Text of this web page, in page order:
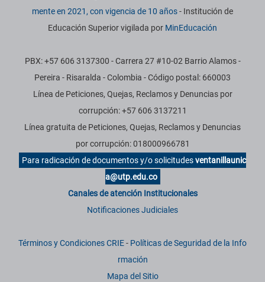
mente en 2021, con vigencia de 10 años- Institución de
Educación Superior vigilada por MinEducación
PBX: +57 606 3137300 - Carrera 27 #10-02 Barrio Alamos -
Pereira - Risaralda - Colombia - Código postal: 660003
Línea de Peticiones, Quejas, Reclamos y Denuncias por
corrupción: +57 606 3137211
Línea gratuita de Peticiones, Quejas, Reclamos y Denuncias
por corrupción: 018000966781
Para radicación de documentos y/o solicitudesventanillaunic
a@utp.edu.co
Canales de atención Institucionales
Notificaciones Judiciales
Términos y Condiciones CRIE- Políticas de Seguridad de la Info
rmación
Mapa del Sitio